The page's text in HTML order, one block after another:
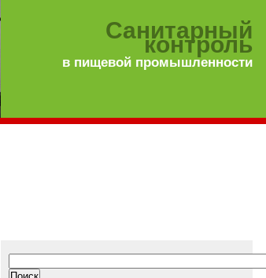
Санитарный
контроль
в пищевой промышленности